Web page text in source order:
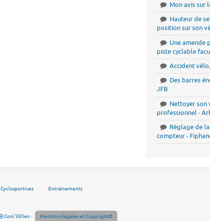
Mon avis sur
Hauteur de
position sur son
Une amende
piste cyclable
Accident
Des barres
JFB
Nettoyer son
professionnel -
Réglage de
compteur -
Cyclosportives Entraînements
Com'3Elles- Mentions légales et Copyright©